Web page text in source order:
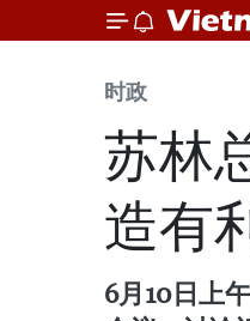
时政
苏林
造有
6月10日上